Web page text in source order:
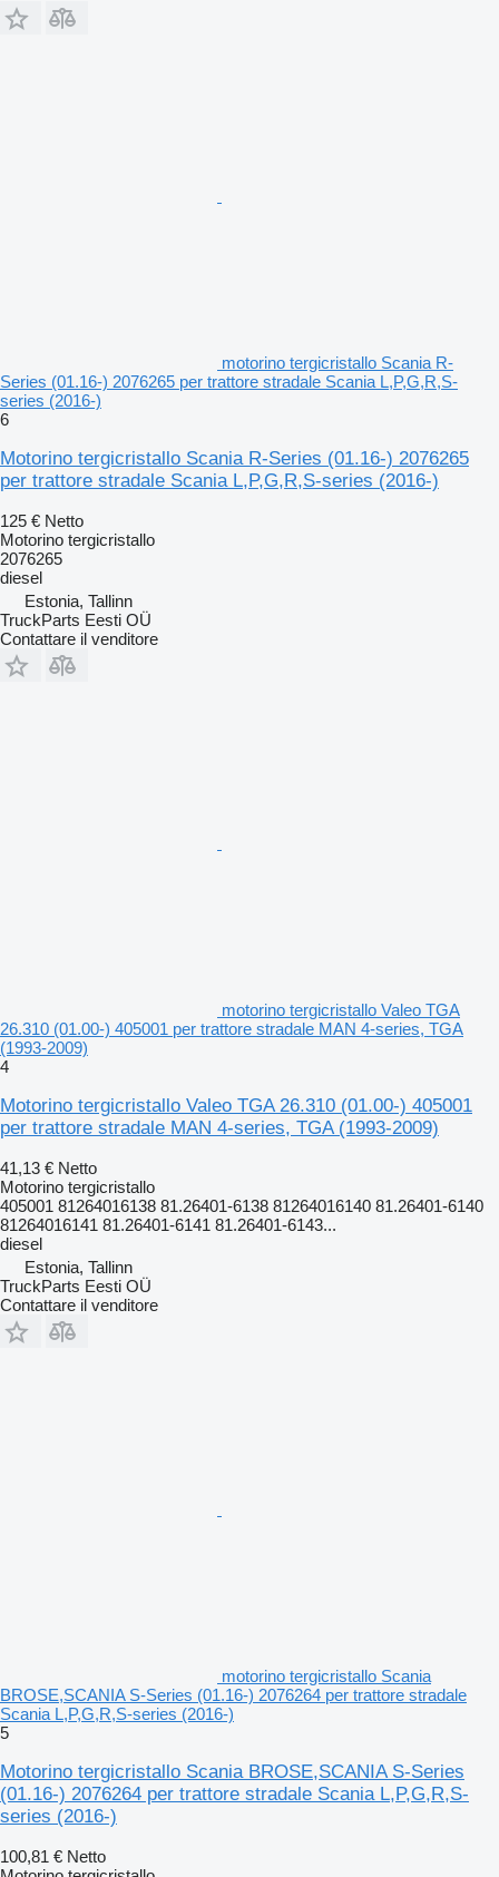
motorino tergicristallo Scania R-
Series (01.16-) 2076265 per trattore stradale Scania L,P,G,R,S-
series (2016-)
6
Motorino tergicristallo Scania R-Series (01.16-) 2076265
per trattore stradale Scania L,P,G,R,S-series (2016-)
125 € Netto
Motorino tergicristallo
2076265
diesel
Estonia, Tallinn
TruckParts Eesti OÜ
Contattare il venditore
motorino tergicristallo Valeo TGA
26.310 (01.00-) 405001 per trattore stradale MAN 4-series, TGA
(1993-2009)
4
Motorino tergicristallo Valeo TGA 26.310 (01.00-) 405001
per trattore stradale MAN 4-series, TGA (1993-2009)
41,13 € Netto
Motorino tergicristallo
405001 81264016138 81.26401-6138 81264016140 81.26401-6140
81264016141 81.26401-6141 81.26401-6143...
diesel
Estonia, Tallinn
TruckParts Eesti OÜ
Contattare il venditore
motorino tergicristallo Scania
BROSE,SCANIA S-Series (01.16-) 2076264 per trattore stradale
Scania L,P,G,R,S-series (2016-)
5
Motorino tergicristallo Scania BROSE,SCANIA S-Series
(01.16-) 2076264 per trattore stradale Scania L,P,G,R,S-
series (2016-)
100,81 € Netto